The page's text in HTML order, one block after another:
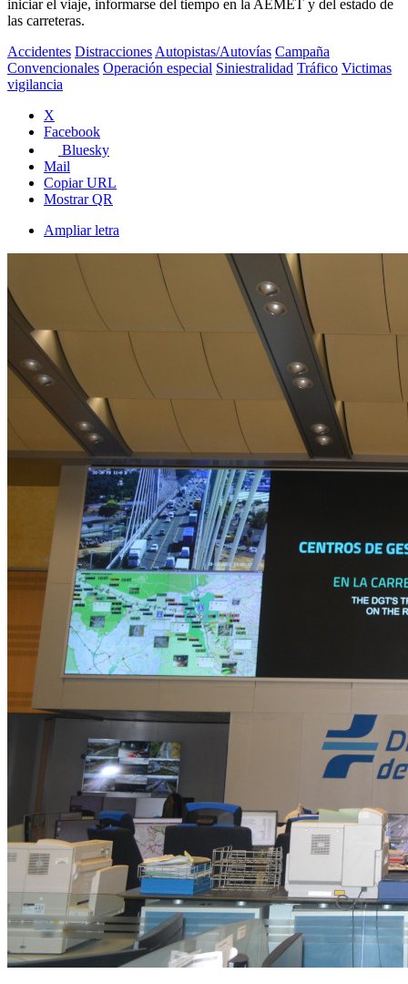
iniciar el viaje, informarse del tiempo en la AEMET y del estado de
las carreteras.
Accidentes Distracciones Autopistas/Autovías Campaña
Convencionales Operación especial Siniestralidad Tráfico Victimas
vigilancia
X
Facebook
Bluesky
Mail
Copiar URL
Mostrar QR
Ampliar letra